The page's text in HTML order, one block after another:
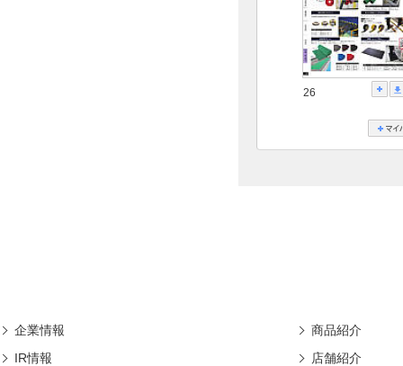
26
企業情報
IR情報
商品紹介
店舗紹介